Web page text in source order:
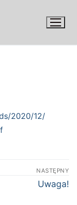
2020/12/
NASTĘPNY
Następny
Uwaga!